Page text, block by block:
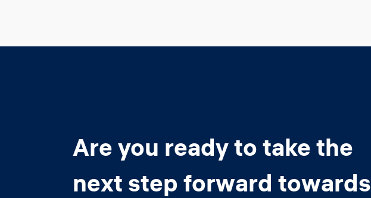
Are you ready to take the
next step forward towards